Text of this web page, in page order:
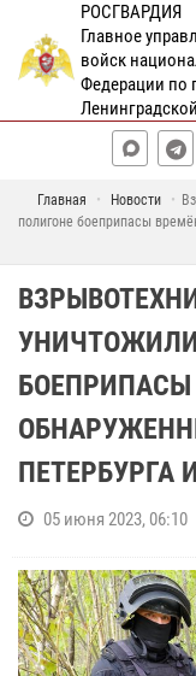
РОСГВАРДИЯ
Главное
войск
Федерации по
Главная Новости
полигоне боеприпасы
ПЕТЕРБУРГА
05 июня 2023, 06:10